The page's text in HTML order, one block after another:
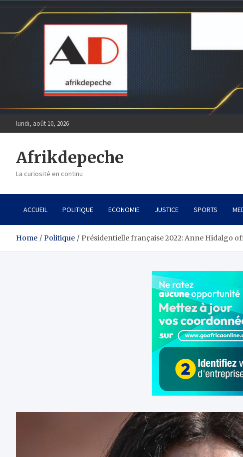
Skip
content
lundi, août 10, 2026
Afrikdepeche
La curiosité en continu
ACCUEIL POLITIQUE ECONOMIE JUSTICE SPORTS
Home Politique Présidentielle française 2022: Anne Hidalgo